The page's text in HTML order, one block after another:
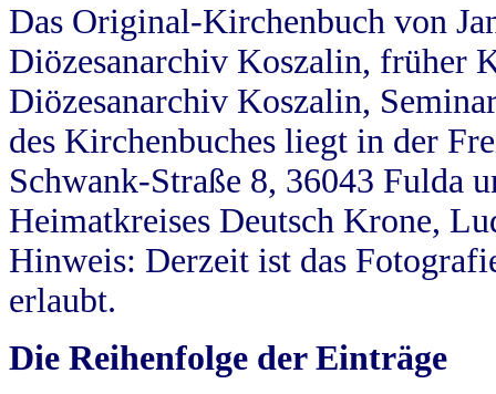
Das Original-Kirchenbuch von
Diözesanarchiv Koszalin, früher
Diözesanarchiv Koszalin,
des Kirchenbuches liegt in der
Schwank-Straße 8, 36043 Fulda
Heimatkreises Deutsch Krone,
Hinweis: Derzeit ist das
erlaubt.
Die Reihenfolge der Einträge